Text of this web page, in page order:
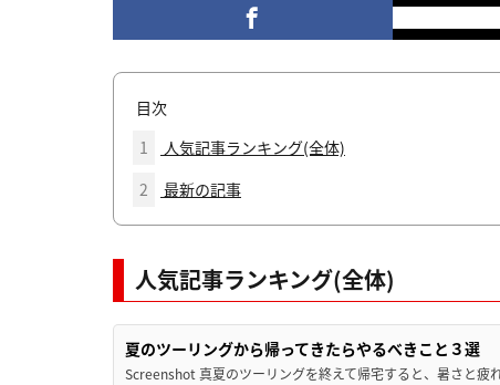
目次
1
人気記事ランキング(全体)
2
最新の記事
人気記事ランキング(全体)
夏のツーリングから帰ってきたらやるべきこと３選
Screenshot 真夏のツーリングを終えて帰宅すると、暑さと疲